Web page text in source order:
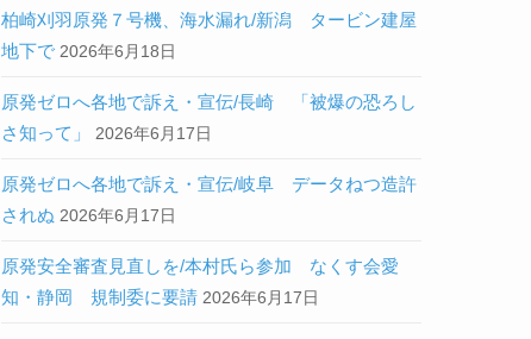
柏崎刈羽原発７号機、海水漏れ/新潟 タービン建屋
地下で 2026年6月18日
原発ゼロへ各地で訴え・宣伝/長崎 「被爆の恐ろし
さ知って」
2026年6月17日
原発ゼロへ各地で訴え・宣伝/岐阜 データねつ造許
されぬ 2026年6月17日
原発安全審査見直しを/本村氏ら参加 なくす会愛
知・静岡 規制委に要請 2026年6月17日